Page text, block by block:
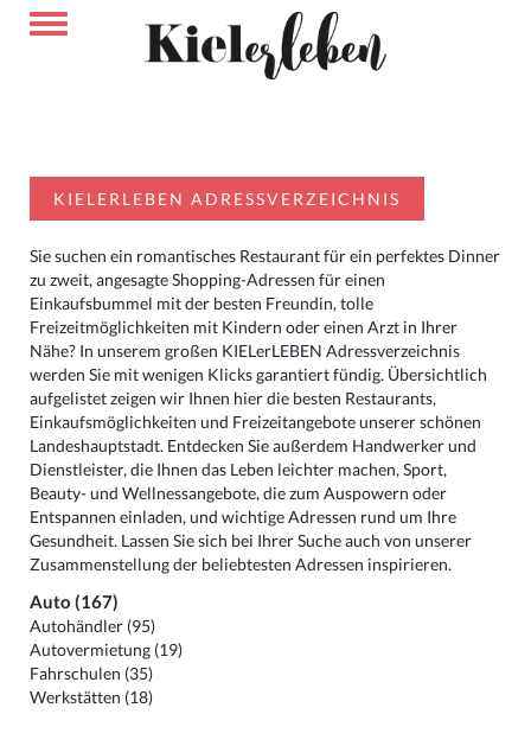
KIELERLEBEN ADRESSVERZEICHNIS
Sie suchen ein romantisches Restaurant für ein perfektes Dinner
zu zweit, angesagte Shopping-Adressen für einen
Einkaufsbummel mit der besten Freundin, tolle
Freizeitmöglichkeiten mit Kindern oder einen Arzt in Ihrer
Nähe? In unserem großen KIELerLEBEN Adressverzeichnis
werden Sie mit wenigen Klicks garantiert fündig. Übersichtlich
aufgelistet zeigen wir Ihnen hier die besten Restaurants,
Einkaufsmöglichkeiten und Freizeitangebote unserer schönen
Landeshauptstadt. Entdecken Sie außerdem Handwerker und
Dienstleister, die Ihnen das Leben leichter machen, Sport,
Beauty- und Wellnessangebote, die zum Auspowern oder
Entspannen einladen, und wichtige Adressen rund um Ihre
Gesundheit. Lassen Sie sich bei Ihrer Suche auch von unserer
Zusammenstellung der beliebtesten Adressen inspirieren.
Auto (167)
Autohändler (95)
Autovermietung (19)
Fahrschulen (35)
Werkstätten (18)